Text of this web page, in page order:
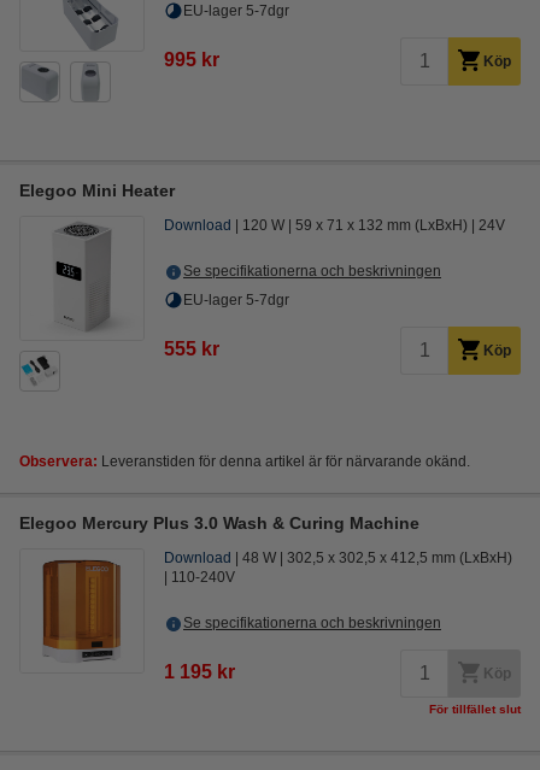
EU-lager 5-7dgr
995 kr Köp
Elegoo Mini Heater
Download 120 W 59 x 71 x 132 mm (LxBxH) 24V
Se specifikationerna och beskrivningen
EU-lager 5-7dgr
555 kr Köp
Observera: Leveranstiden för denna artikel är för närvarande okänd.
Elegoo Mercury Plus 3.0 Wash & Curing Machine
Download 48 W
302,5 x 302,5 x 412,5 mm (LxBxH)
110-240V
Se specifikationerna och beskrivningen
1 195 kr Köp
För tillfället slut